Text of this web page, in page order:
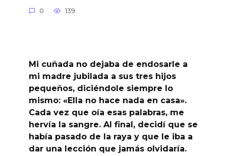
0 139
Mi cuñada no dejaba de endosarle a
mi madre jubilada a sus tres hijos
pequeños, diciéndole siempre lo
mismo: «Ella no hace nada en casa».
Cada vez que oía esas palabras, me
hervía la sangre. Al final, decidí que se
había pasado de la raya y que le iba a
dar una lección que jamás olvidaría.